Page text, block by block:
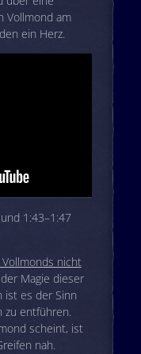
Vollmond am
ein Herz.
1:43–1:47
nicht
Magie dieser
ist es der Sinn
zu entführen.
scheint, ist
nah.